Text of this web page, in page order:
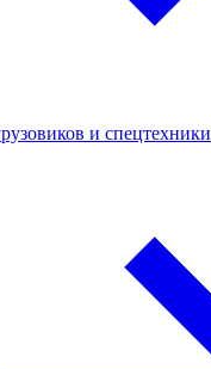
и спецтехники